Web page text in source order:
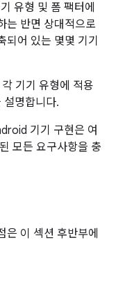
유형 및 폼 팩터에
는 반면 상대적으로
어 있는 몇몇 기기
기기 유형에 적용
설명합니다.
기기 구현은 여
모든 요구사항을 충
은 이 섹션 후반부에